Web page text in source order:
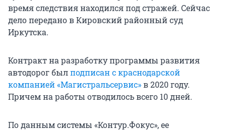
время следствия находился под стражей. Сейчас
дело передано в Кировский районный суд
Иркутска.
Контракт на разработку программы развития
автодорог былподписан с краснодарской
компанией «Магистральсервис»в 2020 году.
Причем на работы отводилось всего 10 дней.
По данным системы «Контур.Фокус», ее